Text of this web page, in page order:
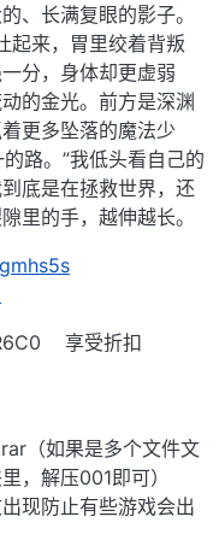
、长满复眼的影子。
起来，胃里绞着背叛
分，身体却更虚弱
的金光。前方是深渊
更多坠落的魔法少
路。”我低头看自己的
底是在拯救世界，还
里的手，越伸越长。
享受折扣
（如果是多个文件文
，解压001即可）
现防止有些游戏会出